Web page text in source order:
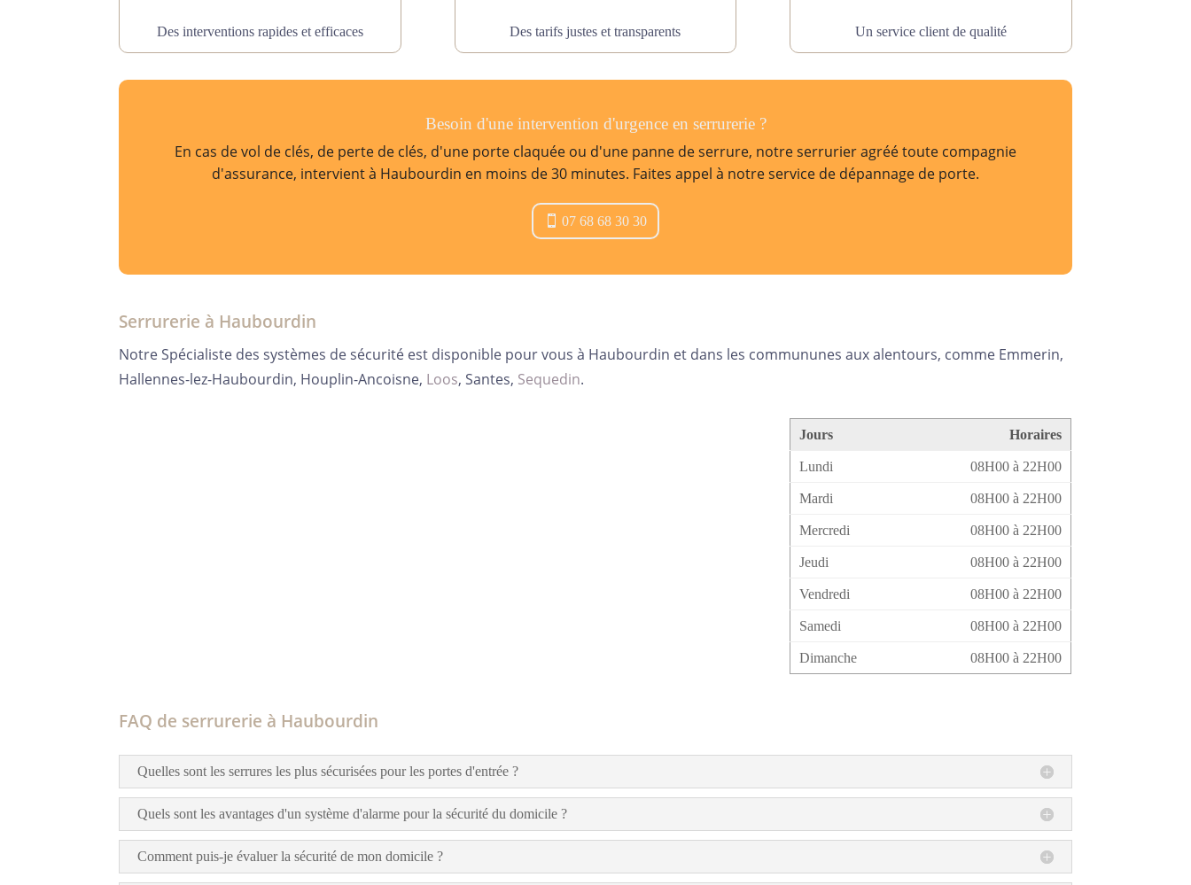
Des interventions rapides et efficaces Des tarifs justes et transparents Un service client de qualité
Besoin d'une intervention d'urgence en serrurerie ?
En cas de vol de clés, de perte de clés, d'une porte claquée ou d'une panne de serrure, notre serrurier agréé toute compagnie
d'assurance, intervient à Haubourdin en moins de 30 minutes. Faites appel à notre service de dépannage de porte.
07 68 68 30 30
Serrurerie à Haubourdin
Notre Spécialiste des systèmes de sécurité est disponible pour vous à Haubourdin et dans les commununes aux alentours, comme Emmerin,
Hallennes-lez-Haubourdin, Houplin-Ancoisne, Loos, Santes, Sequedin.
Jours Horaires
Lundi 08H00 à 22H00
Mardi 08H00 à 22H00
Mercredi 08H00 à 22H00
Jeudi 08H00 à 22H00
Vendredi 08H00 à 22H00
Samedi 08H00 à 22H00
Dimanche 08H00 à 22H00
FAQ de serrurerie à Haubourdin
Quelles sont les serrures les plus sécurisées pour les portes d'entrée ?
Quels sont les avantages d'un système d'alarme pour la sécurité du domicile ?
Comment puis-je évaluer la sécurité de mon domicile ?